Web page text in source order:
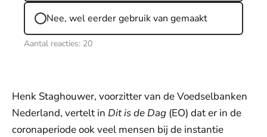
Nee, wel eerder gebruik van gemaakt
Aantal reacties: 20
Henk Staghouwer, voorzitter van de Voedselbanken
Nederland, vertelt in Dit is de Dag (EO) dat er in de
coronaperiode ook veel mensen bij de instantie